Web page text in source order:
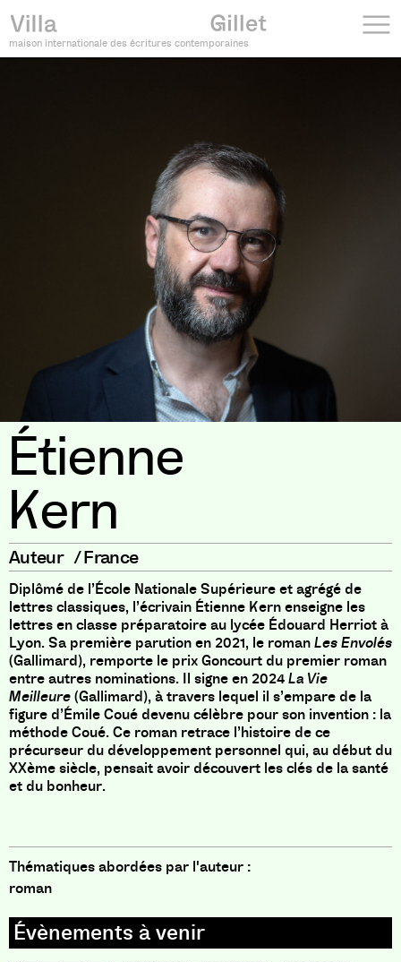
maison internationale des écritures contemporaines
Étienne
Kern
Auteur /France
Diplômé de l’École Nationale Supérieure et agrégé de
lettres classiques, l’écrivain Étienne Kern enseigne les
lettres en classe préparatoire au lycée Édouard Herriot à
Lyon. Sa première parution en 2021, le romanLes Envolés
(Gallimard), remporte le prix Goncourt du premier roman
entre autres nominations. Il signe en 2024La Vie
Meilleure(Gallimard), à travers lequel il s’empare de la
figure d’Émile Coué devenu célèbre pour son invention : la
méthode Coué. Ce roman retrace l’histoire de ce
précurseur du développement personnel qui, au début du
XXème siècle, pensait avoir découvert les clés de la santé
et du bonheur.
Thématiques abordées par l'auteur :
roman